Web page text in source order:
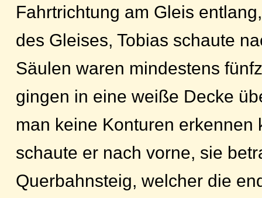
Fahrtrichtung am Gleis
des Gleises, Tobias schaute
Säulen waren mindestens
gingen in eine weiße Decke
man keine Konturen erkennen
schaute er nach vorne, sie
Querbahnsteig, welcher die